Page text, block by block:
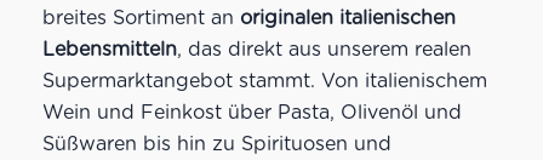
breites Sortiment an originalen italienischen
Lebensmitteln, das direkt aus unserem realen
Supermarktangebot stammt. Von italienischem
Wein und Feinkost über Pasta, Olivenöl und
Süßwaren bis hin zu Spirituosen und